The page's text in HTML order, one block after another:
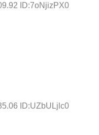
ID:7oNjizPX0
ID:UZbULjlc0